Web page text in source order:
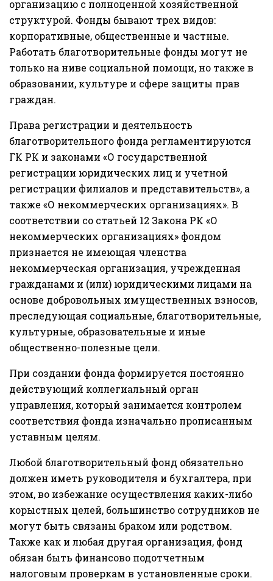
организацию с полноценной хозяйственной
структурой. Фонды бывают трех видов:
корпоративные, общественные и частные.
Работать благотворительные фонды могут не
только на ниве социальной помощи, но также в
образовании, культуре и сфере защиты прав
граждан.
Права регистрации и деятельность
благотворительного фонда регламентируются
ГК РК и законами «О государственной
регистрации юридических лиц и учетной
регистрации филиалов и представительств», а
также «О некоммерческих организациях». В
соответствии со статьей 12 Закона РК «О
некоммерческих организациях» фондом
признается не имеющая членства
некоммерческая организация, учрежденная
гражданами и (или) юридическими лицами на
основе добровольных имущественных взносов,
преследующая социальные, благотворительные,
культурные, образовательные и иные
общественно-полезные цели.
При создании фонда формируется постоянно
действующий коллегиальный орган
управления, который занимается контролем
соответствия фонда изначально прописанным
уставным целям.
Любой благотворительный фонд обязательно
должен иметь руководителя и бухгалтера, при
этом, во избежание осуществления каких-либо
корыстных целей, большинство сотрудников не
могут быть связаны браком или родством.
Также как и любая другая организация, фонд
обязан быть финансово подотчетным
налоговым проверкам в установленные сроки.